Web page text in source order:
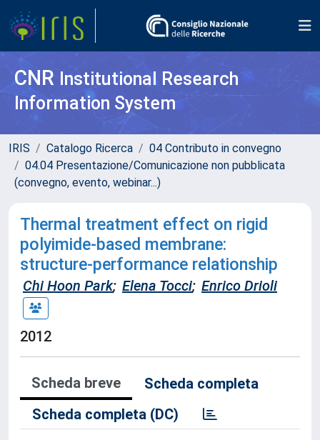
CNR Institutional Research
Information System
IRIS Catalogo Ricerca
04 Contributo in convegno
04.04 Presentazione/Comunicazione non pubblicata
(convegno, evento, webinar...)
Thermal treatment effect on rigid
polyimide-based membrane:
structure-performance relationship
Chi Hoon Park; Elena Tocci; Enrico Drioli
2012
Scheda breve
Scheda completa
Scheda completa (DC)